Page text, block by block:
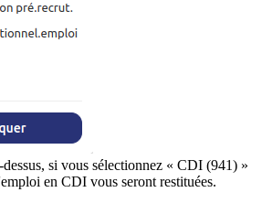
si vous sélectionnez « CDI (941) »
en CDI vous seront restituées.